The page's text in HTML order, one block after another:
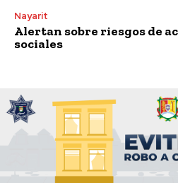
Nayarit
Alertan sobre riesgos de
sociales